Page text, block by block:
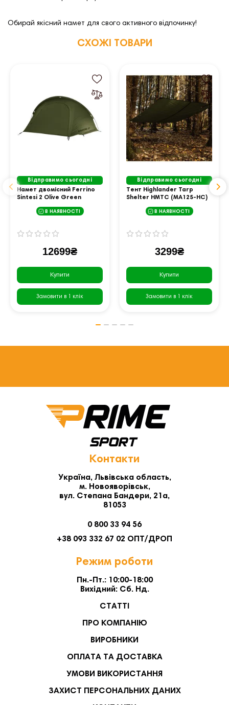
Обирай якісний намет для свого активного відпочинку!
СХОЖІ ТОВАРИ
Відправимо сьогодні
Намет двомісний Ferrino
Sintesi 2 Olive Green
В НАЯВНОСТІ
12699₴
Купити
Замовити в 1 клік
Відправимо сьогодні
Тент Highlander Tarp
Shelter HMTC (MA125-HC)
В НАЯВНОСТІ
3299₴
Купити
Замовити в 1 клік
Контакти
Україна, Львівська область,
м. Новояворівськ,
вул. Степана Бандери, 21а,
81053
0 800 33 94 56
+38 093 332 67 02 ОПТ/ДРОП
Режим роботи
Пн.-Пт.: 10:00-18:00
Вихідний: Сб. Нд.
СТАТТІ
ПРО КОМПАНІЮ
ВИРОБНИКИ
ОПЛАТА ТА ДОСТАВКА
УМОВИ ВИКОРИСТАННЯ
ЗАХИСТ ПЕРСОНАЛЬНИХ ДАНИХ